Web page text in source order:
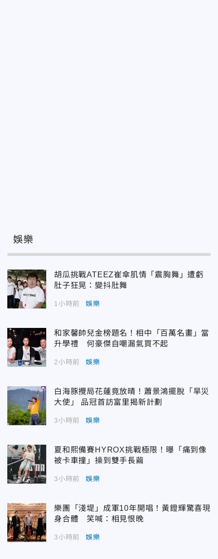
娛樂
胡瓜挑戰ATEEZ崔傘肌情「震胸舞」遭虧
肚子狂晃：變抖肚舞
1小時前 娛樂
和家馨帥兒金榜題名！相中「百萬名畫」當
升學禮 何豪傑自嘲漏氣買不起
2小時前 娛樂
白海豚攪局花蓮竟放晴！蕭景鴻擺脫「旱災
大使」 品冠首訪富里揭新計劃
3小時前 娛樂
夏和熙備賽HYROX挑戰極限！曝「痛到像
被卡車撞」操到雙手長繭
3小時前 娛樂
樂團「淺堤」成軍10年開唱！黃鐙輝驚喜現
身合體 笑喊：相見恨晚
3小時前 娛樂